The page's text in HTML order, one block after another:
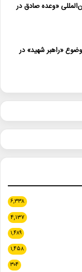
«وعده صادق در
با موضوع «راهبر شهید» در
۶,۳۳۸
۴,۱۳۷
۱,۴۸۹
۱,۴۵۸
۳۰۴